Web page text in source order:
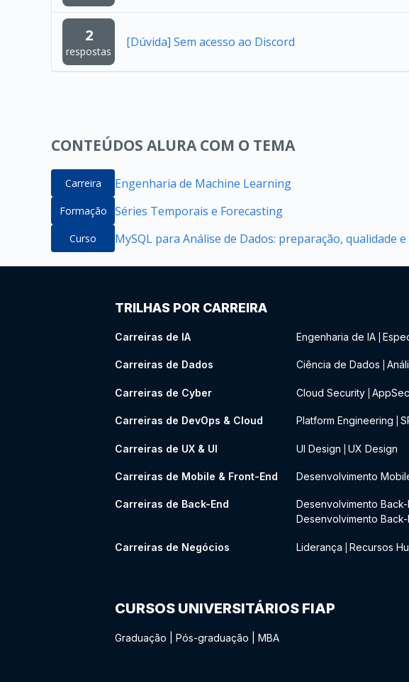
2
respostas
[Dúvida] Sem acesso ao Discord
CONTEÚDOS ALURA COM O TEMA
Carreira Engenharia de Machine Learning
Formação Séries Temporais e Forecasting
Curso MySQL para Análise de Dados: preparação, qualidade
TRILHAS POR CARREIRA
Carreiras de IA Engenharia de IA
Carreiras de Dados Ciência de Dados
Carreiras de Cyber Cloud Security
Carreiras de DevOps & Cloud Platform Engineering
Carreiras de UX & UI UI Design UX Design
Carreiras de Mobile & Front-End Desenvolvimento
Carreiras de Back-End Desenvolvimento Back-
Desenvolvimento
Carreiras de Negócios Liderança Recursos
CURSOS UNIVERSITÁRIOS FIAP
Graduação Pós-graduação MBA